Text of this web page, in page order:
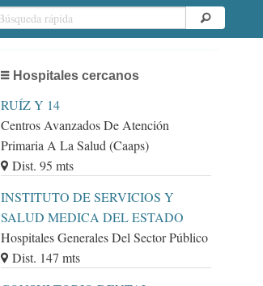
Hospitales cercanos
RUÍZ Y 14
Centros Avanzados De Atención
Primaria A La Salud (Caaps)
Dist. 95 mts
INSTITUTO DE SERVICIOS Y
SALUD MEDICA DEL ESTADO
Hospitales Generales Del Sector Público
Dist. 147 mts